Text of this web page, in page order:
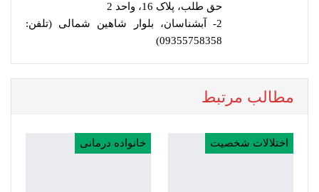
حق طلب، پلاک 16، واحد 2
2- آبشناسان، بلوار شاهین شمالی (تلفن:
09355758358)
مطالب مرتبط
اختلالات شخصیت خانواده درمانی